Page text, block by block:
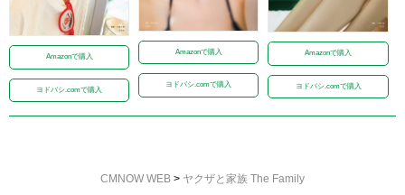
Amazonで購入
ヨドバシ.comで購入
Amazonで購入
ヨドバシ.comで購入
Amazonで購入
ヨドバシ.comで購入
CMNOW WEB > ヤクザと家族 The Family